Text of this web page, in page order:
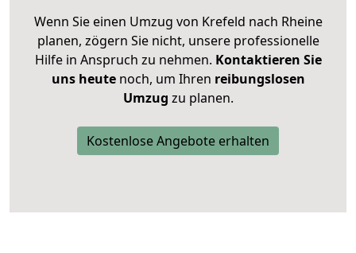
Wenn Sie einen Umzug von Krefeld nach Rheine
planen, zögern Sie nicht, unsere professionelle
Hilfe in Anspruch zu nehmen. Kontaktieren Sie
uns heutenoch, um Ihren reibungslosen
Umzug zu planen.
Kostenlose Angebote erhalten